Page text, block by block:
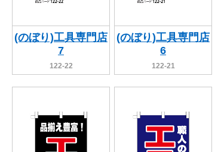
(のぼり)工具専門店
7
122-22
(のぼり)工具専門店
6
122-21